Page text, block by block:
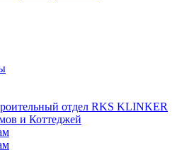
отдел RKS KLINKER
и Коттеджей